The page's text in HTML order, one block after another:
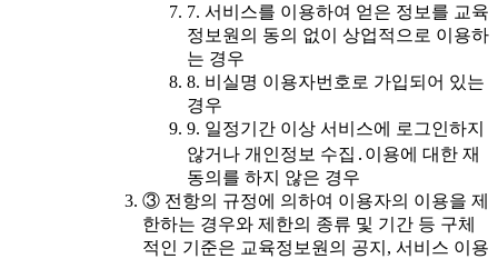
7. 서비스를 이용하여 얻은 정보를 교육
정보원의 동의 없이 상업적으로 이용하
는 경우
8. 비실명 이용자번호로 가입되어 있는
경우
9. 일정기간 이상 서비스에 로그인하지
않거나 개인정보 수집․이용에 대한 재
동의를 하지 않은 경우
③ 전항의 규정에 의하여 이용자의 이용을 제
한하는 경우와 제한의 종류 및 기간 등 구체
적인 기준은 교육정보원의 공지, 서비스 이용